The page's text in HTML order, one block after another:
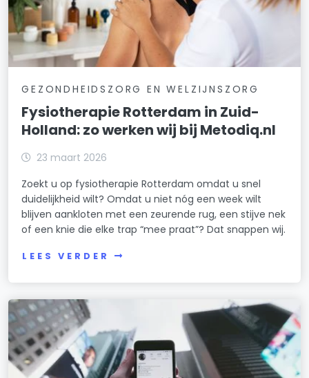
GEZONDHEIDSZORG EN WELZIJNSZORG
Fysiotherapie Rotterdam in Zuid-
Holland: zo werken wij bij Metodiq.nl
23 maart 2026
Zoekt u op fysiotherapie Rotterdam omdat u snel
duidelijkheid wilt? Omdat u niet nóg een week wilt
blijven aankloten met een zeurende rug, een stijve nek
of een knie die elke trap “mee praat”? Dat snappen wij.
LEES VERDER